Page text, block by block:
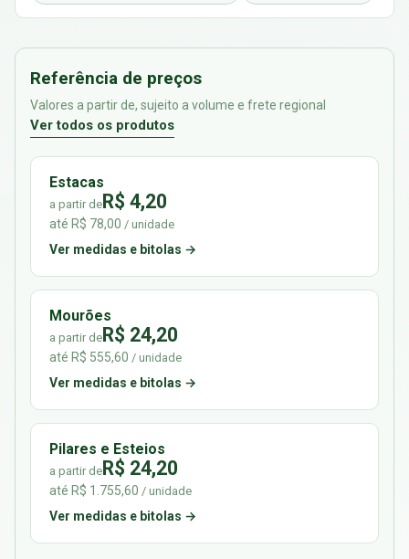
Referência de preços
Valores a partir de, sujeito a volume e frete regional
Ver todos os produtos
Estacas
a partir deR$ 4,20
até R$ 78,00 / unidade
Ver medidas e bitolas →
Mourões
a partir deR$ 24,20
até R$ 555,60 / unidade
Ver medidas e bitolas →
Pilares e Esteios
a partir deR$ 24,20
até R$ 1.755,60 / unidade
Ver medidas e bitolas →